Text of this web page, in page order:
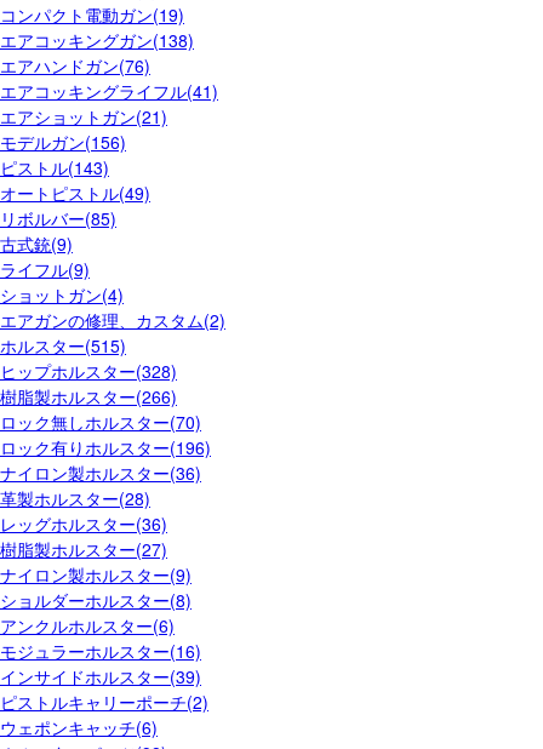
コンパクト電動ガン(19)
エアコッキングガン(138)
エアハンドガン(76)
エアコッキングライフル(41)
エアショットガン(21)
モデルガン(156)
ピストル(143)
オートピストル(49)
リボルバー(85)
古式銃(9)
ライフル(9)
ショットガン(4)
エアガンの修理、カスタム(2)
ホルスター(515)
ヒップホルスター(328)
樹脂製ホルスター(266)
ロック無しホルスター(70)
ロック有りホルスター(196)
ナイロン製ホルスター(36)
革製ホルスター(28)
レッグホルスター(36)
樹脂製ホルスター(27)
ナイロン製ホルスター(9)
ショルダーホルスター(8)
アンクルホルスター(6)
モジュラーホルスター(16)
インサイドホルスター(39)
ピストルキャリーポーチ(2)
ウェポンキャッチ(6)